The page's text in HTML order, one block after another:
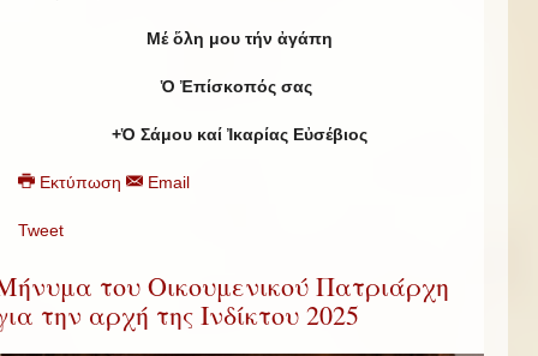
Μέ ὅλη μου τήν ἀγάπη
Ὁ Ἐπίσκοπός σας
+Ὁ Σάμου καί Ἰκαρίας Εὐσέβιος
Εκτύπωση Email
Tweet
του Οικουμενικού Πατριάρχη
την αρχή της Ινδίκτου 2025